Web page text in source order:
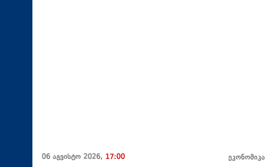
06 აგვისტო 2026, 17:00 ეკონომიკა